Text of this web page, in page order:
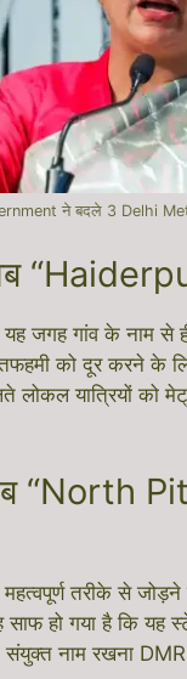
ने बदले 3 Delhi
जगह गांव के नाम से
को दूर करने
लोकल यात्रियों
महत्वपूर्ण तरीके से
हो गया है कि यह
नाम रखना